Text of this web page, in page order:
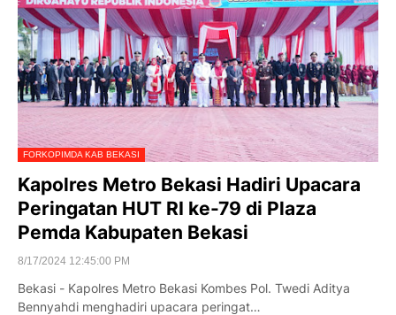
FORKOPIMDA KAB BEKASI
Kapolres Metro Bekasi Hadiri Upacara
Peringatan HUT RI ke-79 di Plaza
Pemda Kabupaten Bekasi
8/17/2024 12:45:00 PM
Bekasi - Kapolres Metro Bekasi Kombes Pol. Twedi Aditya
Bennyahdi menghadiri upacara peringat…